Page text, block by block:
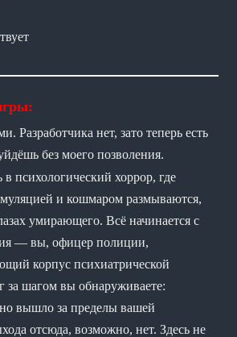
нет, зато теперь есть
без моего позволения.
психологический хоррор, где
и кошмаром размываются,
умирающего. Всё начинается с
— вы, офицер полиции,
корпус психиатрической
шагом вы обнаруживаете:
вышло за пределы вашей
отсюда, возможно, нет. Здесь не